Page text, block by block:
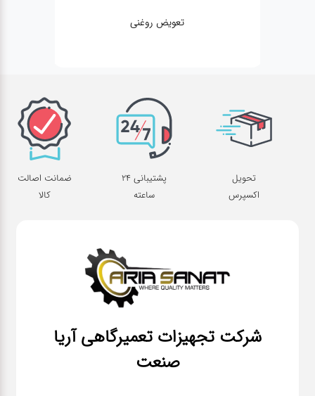
تعویض روغنی
تحویل
اکسپرس
پشتیبانی 24
ساعته
ضمانت اصالت
کالا
شرکت تجهیزات تعمیرگاهی آریا
صنعت